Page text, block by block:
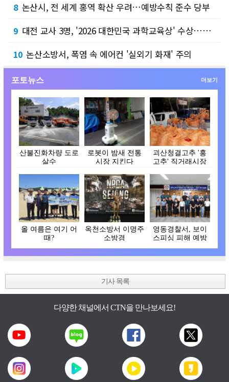
8 논산시, 전 세계 홍역 확산 우려…예방수칙 준수 당부
9 대전 교사 3명, '2026 대한민국 과학교육상' 수상…전국 최고 과학교육 경쟁력 입증
10 논산소방서, 폭염 속 에어컨 '실외기 화재' 주의
포토뉴스 더보기
산불진화차량 도로
살수
로봇이 밤새 전통
시장 지킨다
괴산청결고추 '홍
고추' 직거래시장
올 여름은 여기 어
때?
옥천소방서 이명주
소방경
영동경찰서, 보이
스피싱 피해 예방
기사 목록
다양한 채널에서 CTN을 만나보세요!